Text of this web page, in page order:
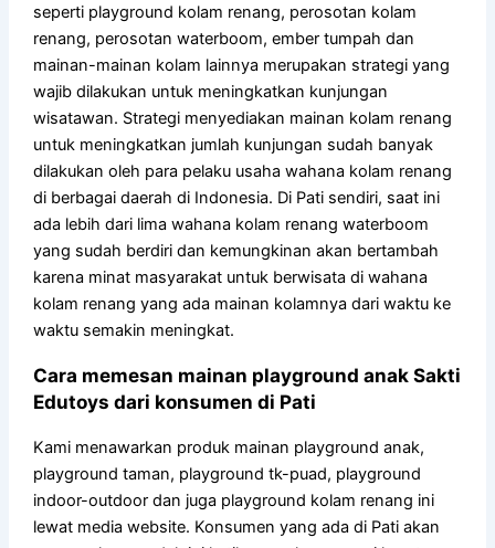
seperti playground kolam renang, perosotan kolam
renang, perosotan waterboom, ember tumpah dan
mainan-mainan kolam lainnya merupakan strategi yang
wajib dilakukan untuk meningkatkan kunjungan
wisatawan. Strategi menyediakan mainan kolam renang
untuk meningkatkan jumlah kunjungan sudah banyak
dilakukan oleh para pelaku usaha wahana kolam renang
di berbagai daerah di Indonesia. Di Pati sendiri, saat ini
ada lebih dari lima wahana kolam renang waterboom
yang sudah berdiri dan kemungkinan akan bertambah
karena minat masyarakat untuk berwisata di wahana
kolam renang yang ada mainan kolamnya dari waktu ke
waktu semakin meningkat.
Cara memesan mainan playground anak Sakti
Edutoys dari konsumen di Pati
Kami menawarkan produk mainan playground anak,
playground taman, playground tk-puad, playground
indoor-outdoor dan juga playground kolam renang ini
lewat media website. Konsumen yang ada di Pati akan